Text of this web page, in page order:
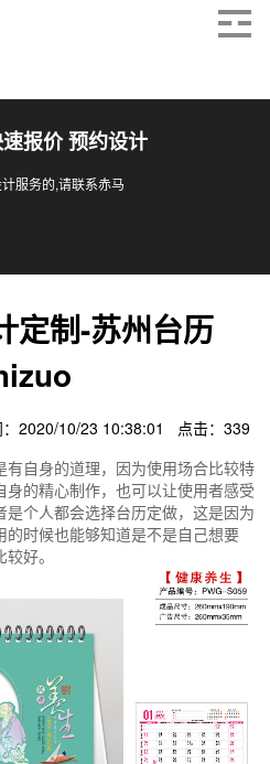
报价 预约设计
服务的,请联系赤马
定制-苏州台历
2020/10/23 10:38:01 点击： 339
有自身的道理，因为使用场合比较特
的精心制作，也可以让使用者感受
个人都会选择台历定做，这是因为
时候也能够知道是不是自己想要
好。